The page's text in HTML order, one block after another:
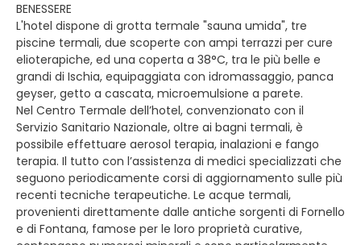
BENESSERE
L'hotel dispone di grotta termale "sauna umida", tre
piscine termali, due scoperte con ampi terrazzi per cure
elioterapiche, ed una coperta a 38°C, tra le più belle e
grandi di Ischia, equipaggiata con idromassaggio, panca
geyser, getto a cascata, microemulsione a parete.
Nel Centro Termale dell’hotel, convenzionato con il
Servizio Sanitario Nazionale, oltre ai bagni termali, è
possibile effettuare aerosol terapia, inalazioni e fango
terapia. Il tutto con l’assistenza di medici specializzati che
seguono periodicamente corsi di aggiornamento sulle più
recenti tecniche terapeutiche. Le acque termali,
provenienti direttamente dalle antiche sorgenti di Fornello
e di Fontana, famose per le loro proprietà curative,